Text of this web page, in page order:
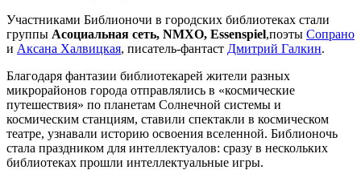
Участниками Библионочи в городских библиотеках стали
группы Асоциальная сеть, NMXO, Essenspiel,поэты Сопрано
и Аксана Халвицкая, писатель-фантаст Дмитрий Галкин.
Благодаря фантазии библиотекарей жители разных
микрорайонов города отправлялись в «космические
путешествия» по планетам Солнечной системы и
космическим станциям, ставили спектакли в космическом
театре, узнавали историю освоения вселенной. Библионочь
стала праздником для интеллектуалов: сразу в нескольких
библиотеках прошли интеллектуальные игры.